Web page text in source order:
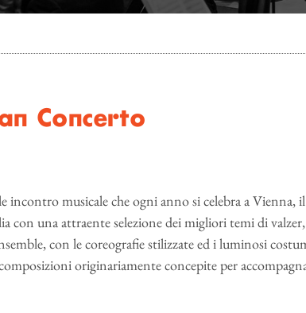
Concerto
incontro musicale che ogni anno si celebra a Vienna,
con una attraente selezione dei migliori temi di valzer,
con le coreografie stilizzate ed i luminosi
originariamente concepite per